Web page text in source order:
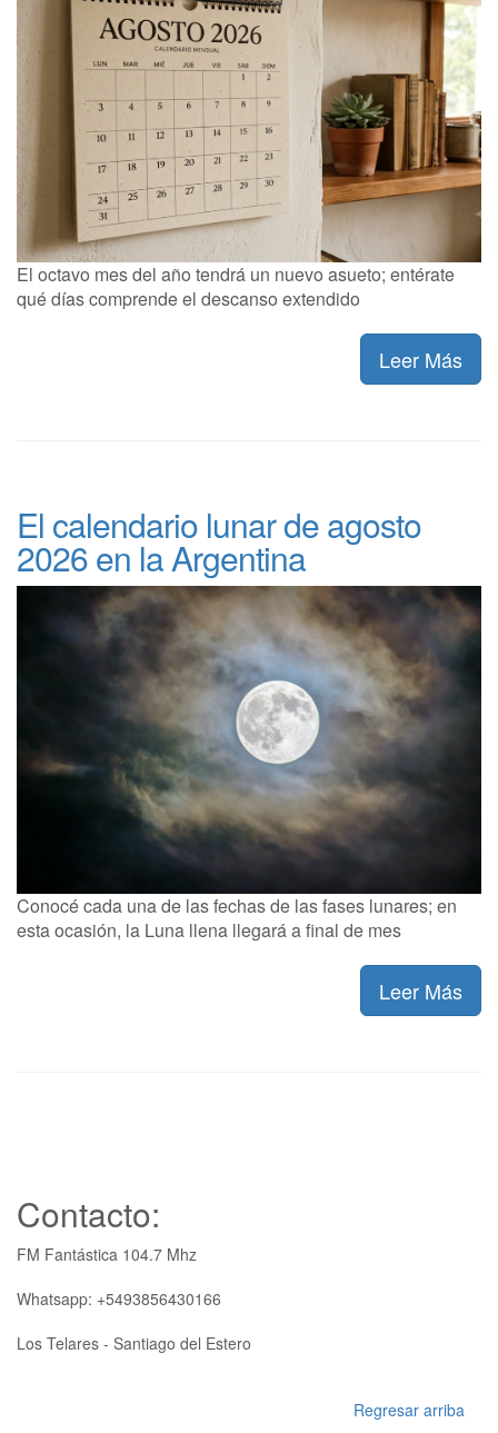
El octavo mes del año tendrá un nuevo asueto; entérate
qué días comprende el descanso extendido
Leer Más
El calendario lunar de agosto
2026 en la Argentina
Conocé cada una de las fechas de las fases lunares; en
esta ocasión, la Luna llena llegará a final de mes
Leer Más
Contacto:
FM Fantástica 104.7 Mhz
Whatsapp: +5493856430166
Los Telares - Santiago del Estero
Regresar arriba